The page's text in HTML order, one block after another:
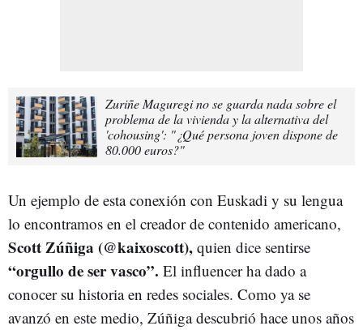
Zuriñe Maguregi no se guarda nada sobre el
problema de la vivienda y la alternativa del
'cohousing': "¿Qué persona joven dispone de
80.000 euros?"
Un ejemplo de esta conexión con Euskadi y su lengua
lo encontramos en el creador de contenido americano,
Scott Zúñiga (@kaixoscott), quien dice sentirse
“orgullo de ser vasco”. El influencer ha dado a
conocer su historia en redes sociales. Como ya se
avanzó en este medio, Zúñiga descubrió hace unos años